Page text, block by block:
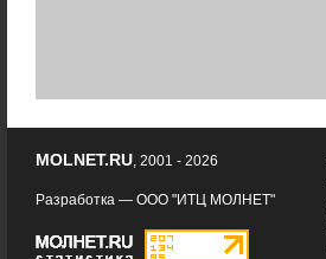
MOLNET.RU, 2001 - 2026
Разработка — ООО "ИТЦ МОЛНЕТ"